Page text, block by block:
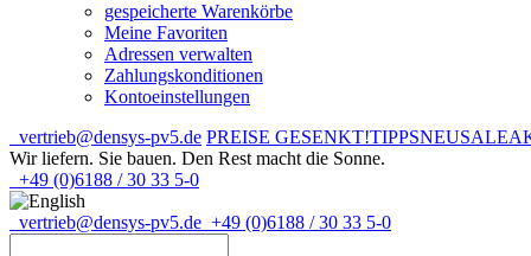
gespeicherte Warenkörbe
Meine Favoriten
Adressen verwalten
Zahlungskonditionen
Kontoeinstellungen
vertrieb@densys-pv5.de PREISE GESENKT!TIPPSNEUSALE
Wir liefern. Sie bauen. Den Rest macht die Sonne.
+49 (0)6188 / 30 33 5-0
vertrieb@densys-pv5.de +49 (0)6188 / 30 33 5-0